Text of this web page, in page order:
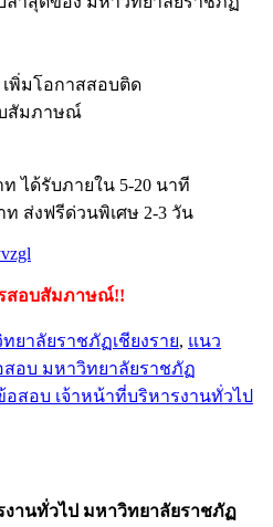
พิ่มโอกาสสอบติด
บสัมภาษณ์
ท ได้รับภายใน 5-20 นาที
ท ส่งฟรีด่วนพิเศษ 2-3 วัน
สอบสัมภาษณ์!!
ยาลัยราชภัฏเชียงราย, แนว
อบ มหาวิทยาลัยราชภัฏ
อสอบ เจ้าหน้าที่บริหารงานทั่วไป
านทั่วไป มหาวิทยาลัยราชภัฏ